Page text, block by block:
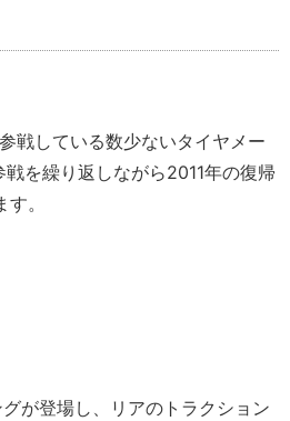
戦している数少ないタイヤメー
を繰り返しながら2011年の復帰
。
が登場し、リアのトラクション